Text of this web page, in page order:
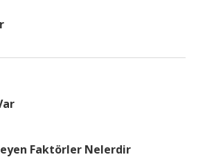
Faktörler Nelerdir